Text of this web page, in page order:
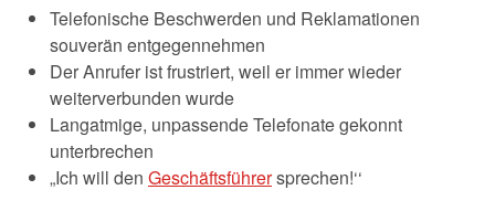
Telefonische Beschwerden und Reklamationen
souverän entgegennehmen
Der Anrufer ist frustriert, weil er immer wieder
weiterverbunden wurde
Langatmige, unpassende Telefonate gekonnt
unterbrechen
„Ich will den Geschäftsführersprechen!‘‘